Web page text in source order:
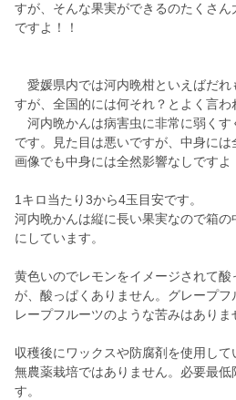
すが、そんな果実ができるのたくさ
ですよ！！
愛媛県内では河内晩柑といえばだれ
すが、全国的には何それ？とよく言わ
河内晩かんは病害虫に非常に弱くす
です。見た目は悪いですが、中身には
画像でも中身には全然影響なしですよ
1キロ当たり3から4玉目安です。
河内晩かんは縦に長い果実なので箱
にしています。
黄色いのでレモンをイメージされて
が、酸っぱくありません。グレープ
レープフルーツのような苦みはありま
収穫後にワックスや防腐剤を使用して
無農薬栽培ではありません。必要最低
す。